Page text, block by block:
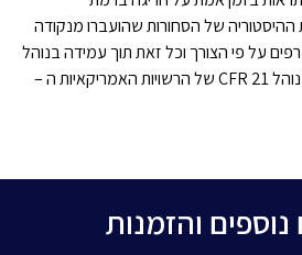
של הסחורות שהועברו מנקודה
על פי הצורך וכל זאת תוך עמידה בנוהל
126 של משרד הבריאות או נוהל 21 CFR של הרשויות האמריקאיות ה –
והזמנות